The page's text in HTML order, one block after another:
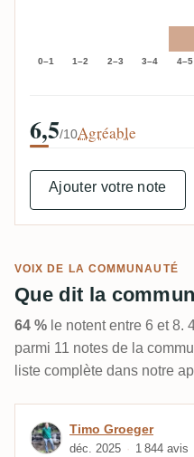
0–1 1–2 2–3 3–4 4–5
6,5/10Agréable
Ajouter votre note
VOIX DE LA COMMUNAUTÉ
Que dit la
64 % le notent entre 6 et 8.
parmi 11 notes de la
liste complète dans notre
Avis de Timo
Timo Groeger
déc. 2025 1 844 avis